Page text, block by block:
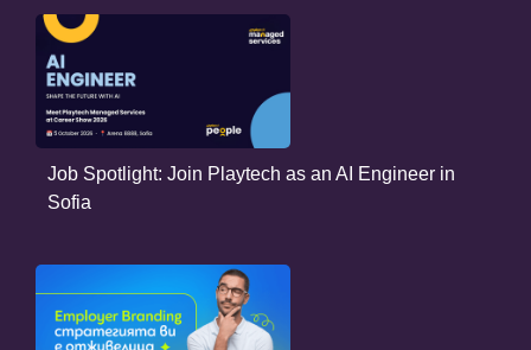
Job Spotlight: Join Playtech as an AI Engineer in
Sofia